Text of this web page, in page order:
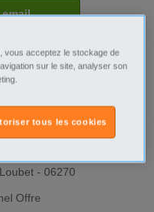
Côte d'Azur
- 06270
Offre
vous acceptez le stockage de
sur le site, analyser son
tous les cookies